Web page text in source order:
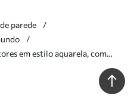
parede
em estilo aquarela, com